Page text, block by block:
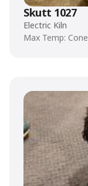
Skutt 1027
Electric Kiln
Max Temp: